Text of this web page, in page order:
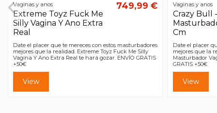
Vaginas y anos
Extreme Toyz Fuck Me
Silly Vagina Y Ano Extra
Real
749,99 €
Date el placer que te mereces con estos masturbadores
mejores que la realidad. Extreme Toyz Fuck Me Silly
Vagina Y Ano Extra Real te hará gozar. ENVÍO GRATIS
+50€
View
Vaginas y anos
Crazy Bull
Cm
Date el placer
mejores que la
Masturbador
GRATIS +50€
View